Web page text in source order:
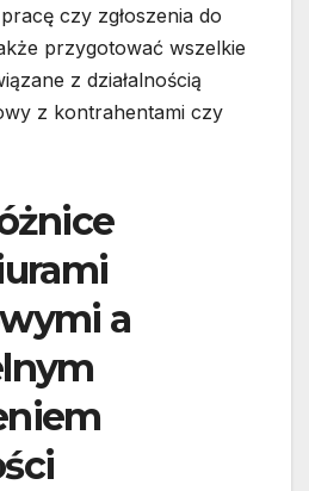
czy zgłoszenia do
przygotować wszelkie
z działalnością
z kontrahentami czy
a